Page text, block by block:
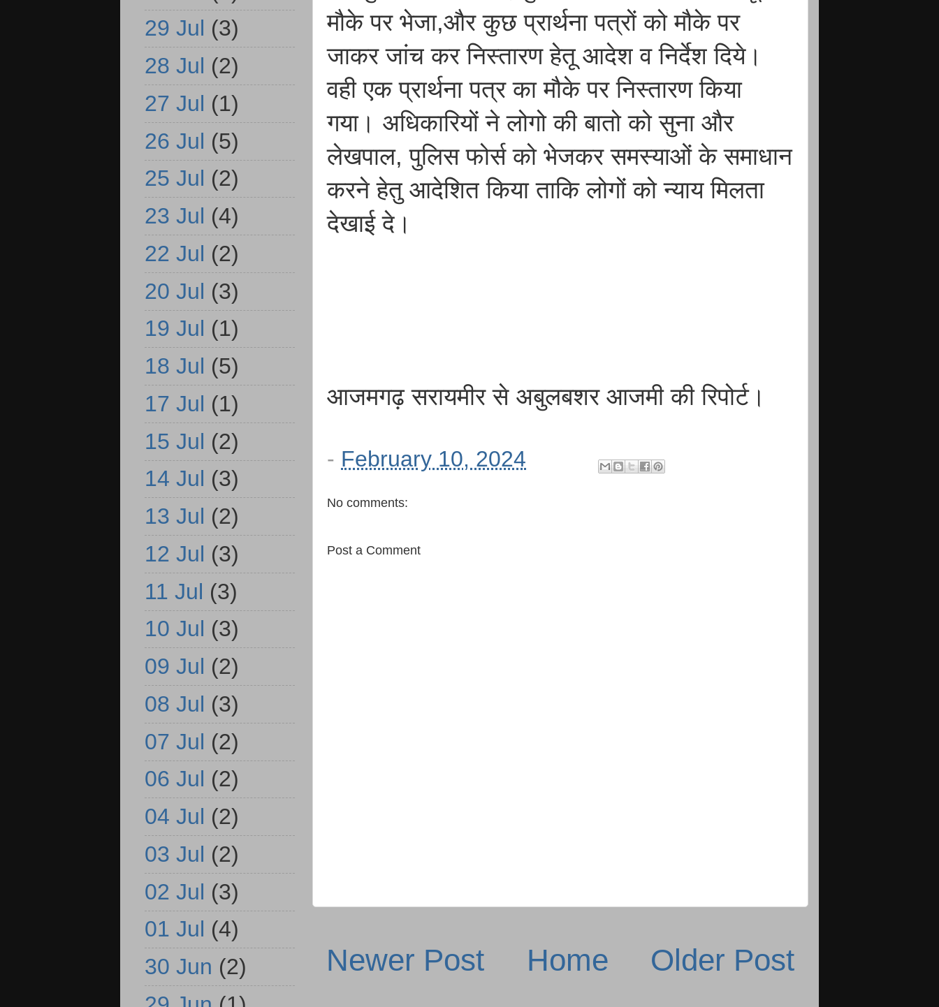
मौके पर भेजा,और कुछ प्रार्थना पत्रों को मौके पर
जाकर जांच कर निस्तारण हेतू आदेश व निर्देश दिये।
वही एक प्रार्थना पत्र का मौके पर निस्तारण किया
गया। अधिकारियों ने लोगो की बातो को सुना और
लेखपाल, पुलिस फोर्स को भेजकर समस्याओं के समाधान
करने हेतु आदेशित किया ताकि लोगों को न्याय मिलता
देखाई दे।
आजमगढ़ सरायमीर से अबुलबशर आजमी की रिपोर्ट।
- February 10, 2024
No comments:
Post a Comment
Newer Post Older Post
Home
29 Jul (3)
28 Jul (2)
27 Jul (1)
26 Jul (5)
25 Jul (2)
23 Jul (4)
22 Jul (2)
20 Jul (3)
19 Jul (1)
18 Jul (5)
17 Jul (1)
15 Jul (2)
14 Jul (3)
13 Jul (2)
12 Jul (3)
11 Jul (3)
10 Jul (3)
09 Jul (2)
08 Jul (3)
07 Jul (2)
06 Jul (2)
04 Jul (2)
03 Jul (2)
02 Jul (3)
01 Jul (4)
30 Jun (2)